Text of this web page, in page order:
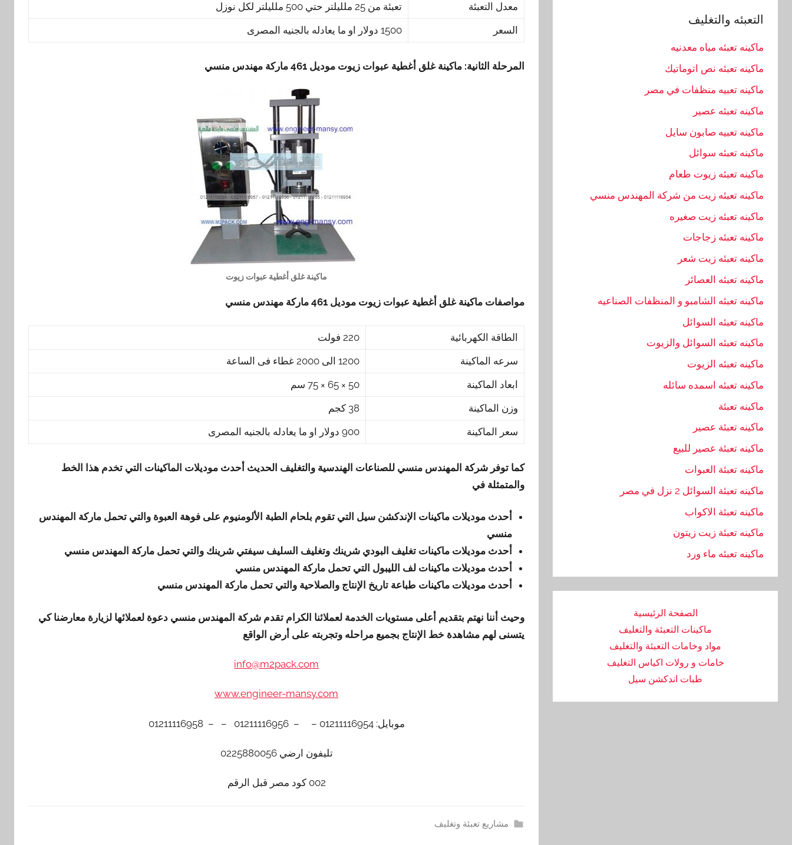
معدل التعبئة
تعبئة من 25 ملليلتر حتي 500 ملليلتر لكل نوزل
السعر
1500 دولار او ما يعادله بالجنيه المصرى
المرحلة الثانية: ماكينة غلق أغطية عبوات زيوت موديل 461 ماركة مهندس منسي
ماكينة غلق أغطية عبوات زيوت
مواصفات ماكينة غلق أغطية عبوات زيوت موديل 461 ماركة مهندس منسي
الطاقة الكهربائية
220 فولت
سرعه الماكينة
1200 الى 2000 غطاء فى الساعة
ابعاد الماكينة
50 × 65 × 75 سم
وزن الماكينة
38 كجم
سعر الماكينة
900 دولار او ما يعادله بالجنيه المصرى
كما توفر شركة المهندس منسي للصناعات الهندسية والتغليف الحديث أحدث موديلات الماكينات التي تخدم هذا الخط
والمتمثلة في
أحدث موديلات ماكينات الإندكشن سيل التي تقوم بلحام الطبة الألومنيوم على فوهة العبوة والتي تحمل ماركة المهندس
منسي
أحدث موديلات ماكينات تغليف البودي شرينك وتغليف السليف سيفتي شرينك والتي تحمل ماركة المهندس منسي
أحدث موديلات ماكينات لف الليبول التي تحمل ماركة المهندس منسي
أحدث موديلات ماكينات طباعة تاريخ الإنتاج والصلاحية والتي تحمل ماركة المهندس منسي
وحيث أننا نهتم بتقديم أعلى مستويات الخدمة لعملائنا الكرام تقدم شركة المهندس منسي دعوة لعملائها لزيارة معارضنا كي
يتسنى لهم مشاهدة خط الإنتاج بجميع مراحله وتجربته على أرض الواقع
info@m2pack.com
www.engineer-mansy.com
موبايل: 01211116954 – – 01211116956 – – 01211116958
تليفون ارضي 0225880056
002 كود مصر قبل الرقم​
مشاريع تعبئة وتغليف
التعبئه والتغليف
ماكينه تعبئه مياه معدنيه
ماكينه تعبئه نص اتوماتيك
ماكينه تعبيه منظفات في مصر
ماكينه تعبئه عصير
ماكينه تعبيه صابون سايل
ماكينه تعبئه سوائل
ماكينه تعبئه زيوت طعام
ماكينه تعبئه زيت من شركة المهندس منسي
ماكينه تعبئه زيت صغيره
ماكينه تعبئه زجاجات
ماكينه تعبئه زيت شعر
ماكينه تعبئه العصائر
ماكينه تعبئه الشامبو و المنظفات الصناعيه
ماكينه تعبئه السوائل
ماكينه تعبئه السوائل والزيوت
ماكينه تعبئه الزيوت
ماكينه تعبئه اسمده سائله
ماكينه تعبئة
ماكينه تعبئة عصير
ماكينه تعبئة عصير للبيع
ماكينه تعبئة العبوات
ماكينه تعبئة السوائل 2 نزل في مصر
ماكينه تعبئة الاكواب
ماكينه تعبئة زيت زيتون
ماكينه تعبئه ماء ورد
الصفحة الرئيسية
ماكينات التعبئة والتغليف
مواد وخامات التعبئة والتغليف
خامات و رولات اكياس التغليف
طبات اندكشن سيل